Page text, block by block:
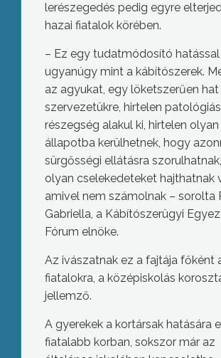
lerészegedés pedig egyre
hazai fiatalok körében.
– Ez egy tudatmódosító hatással
ugyanúgy mint a kábítószerek.
az agyukat, egy löketszerűen hat
szervezetükre, hirtelen patológiás
részegség alakul ki, hirtelen
állapotba kerülhetnek, hogy
sürgősségi ellátásra
olyan cselekedeteket hajthatnak
amivel nem számolnak – sorolta
Gabriella, a Kábítószerügyi
Fórum elnöke.
Az ivászatnak ez a fajtája főként
fiatalokra, a középiskolás
jellemző.
A gyerekek a kortársak hatására
fiatalabb korban, sokszor már az